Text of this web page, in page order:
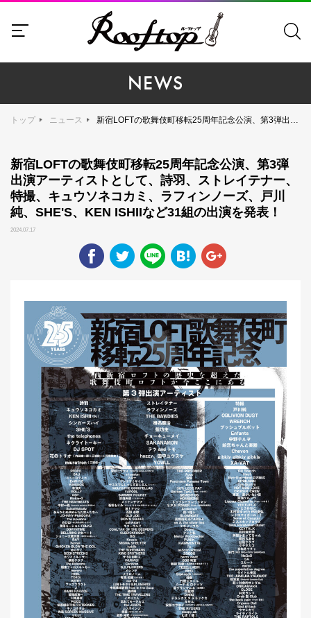
NEWS
トップ ニュース 新宿LOFTの歌舞伎町移転25周年記念公演、第3弾出演アーティストとして、詩羽、ストレイテナー、特撮、キュウソネコカミ、ラフィンノーズ、戸川純、SHE'S、KEN ISHIIなど31組の出演を発表！
新宿LOFTの歌舞伎町移転25周年記念公演、第3弾
出演アーティストとして、詩羽、ストレイテナー、
特撮、キュウソネコカミ、ラフィンノーズ、戸川
純、SHE'S、KEN ISHIIなど31組の出演を発表！
2024.07.17